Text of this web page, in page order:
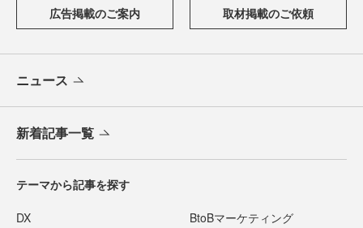
広告掲載のご案内 取材掲載のご依頼
ニュース
新着記事一覧
テーマから記事を探す
DX BtoBマーケティング